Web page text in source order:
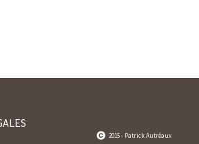
2015 - Patrick Autréaux